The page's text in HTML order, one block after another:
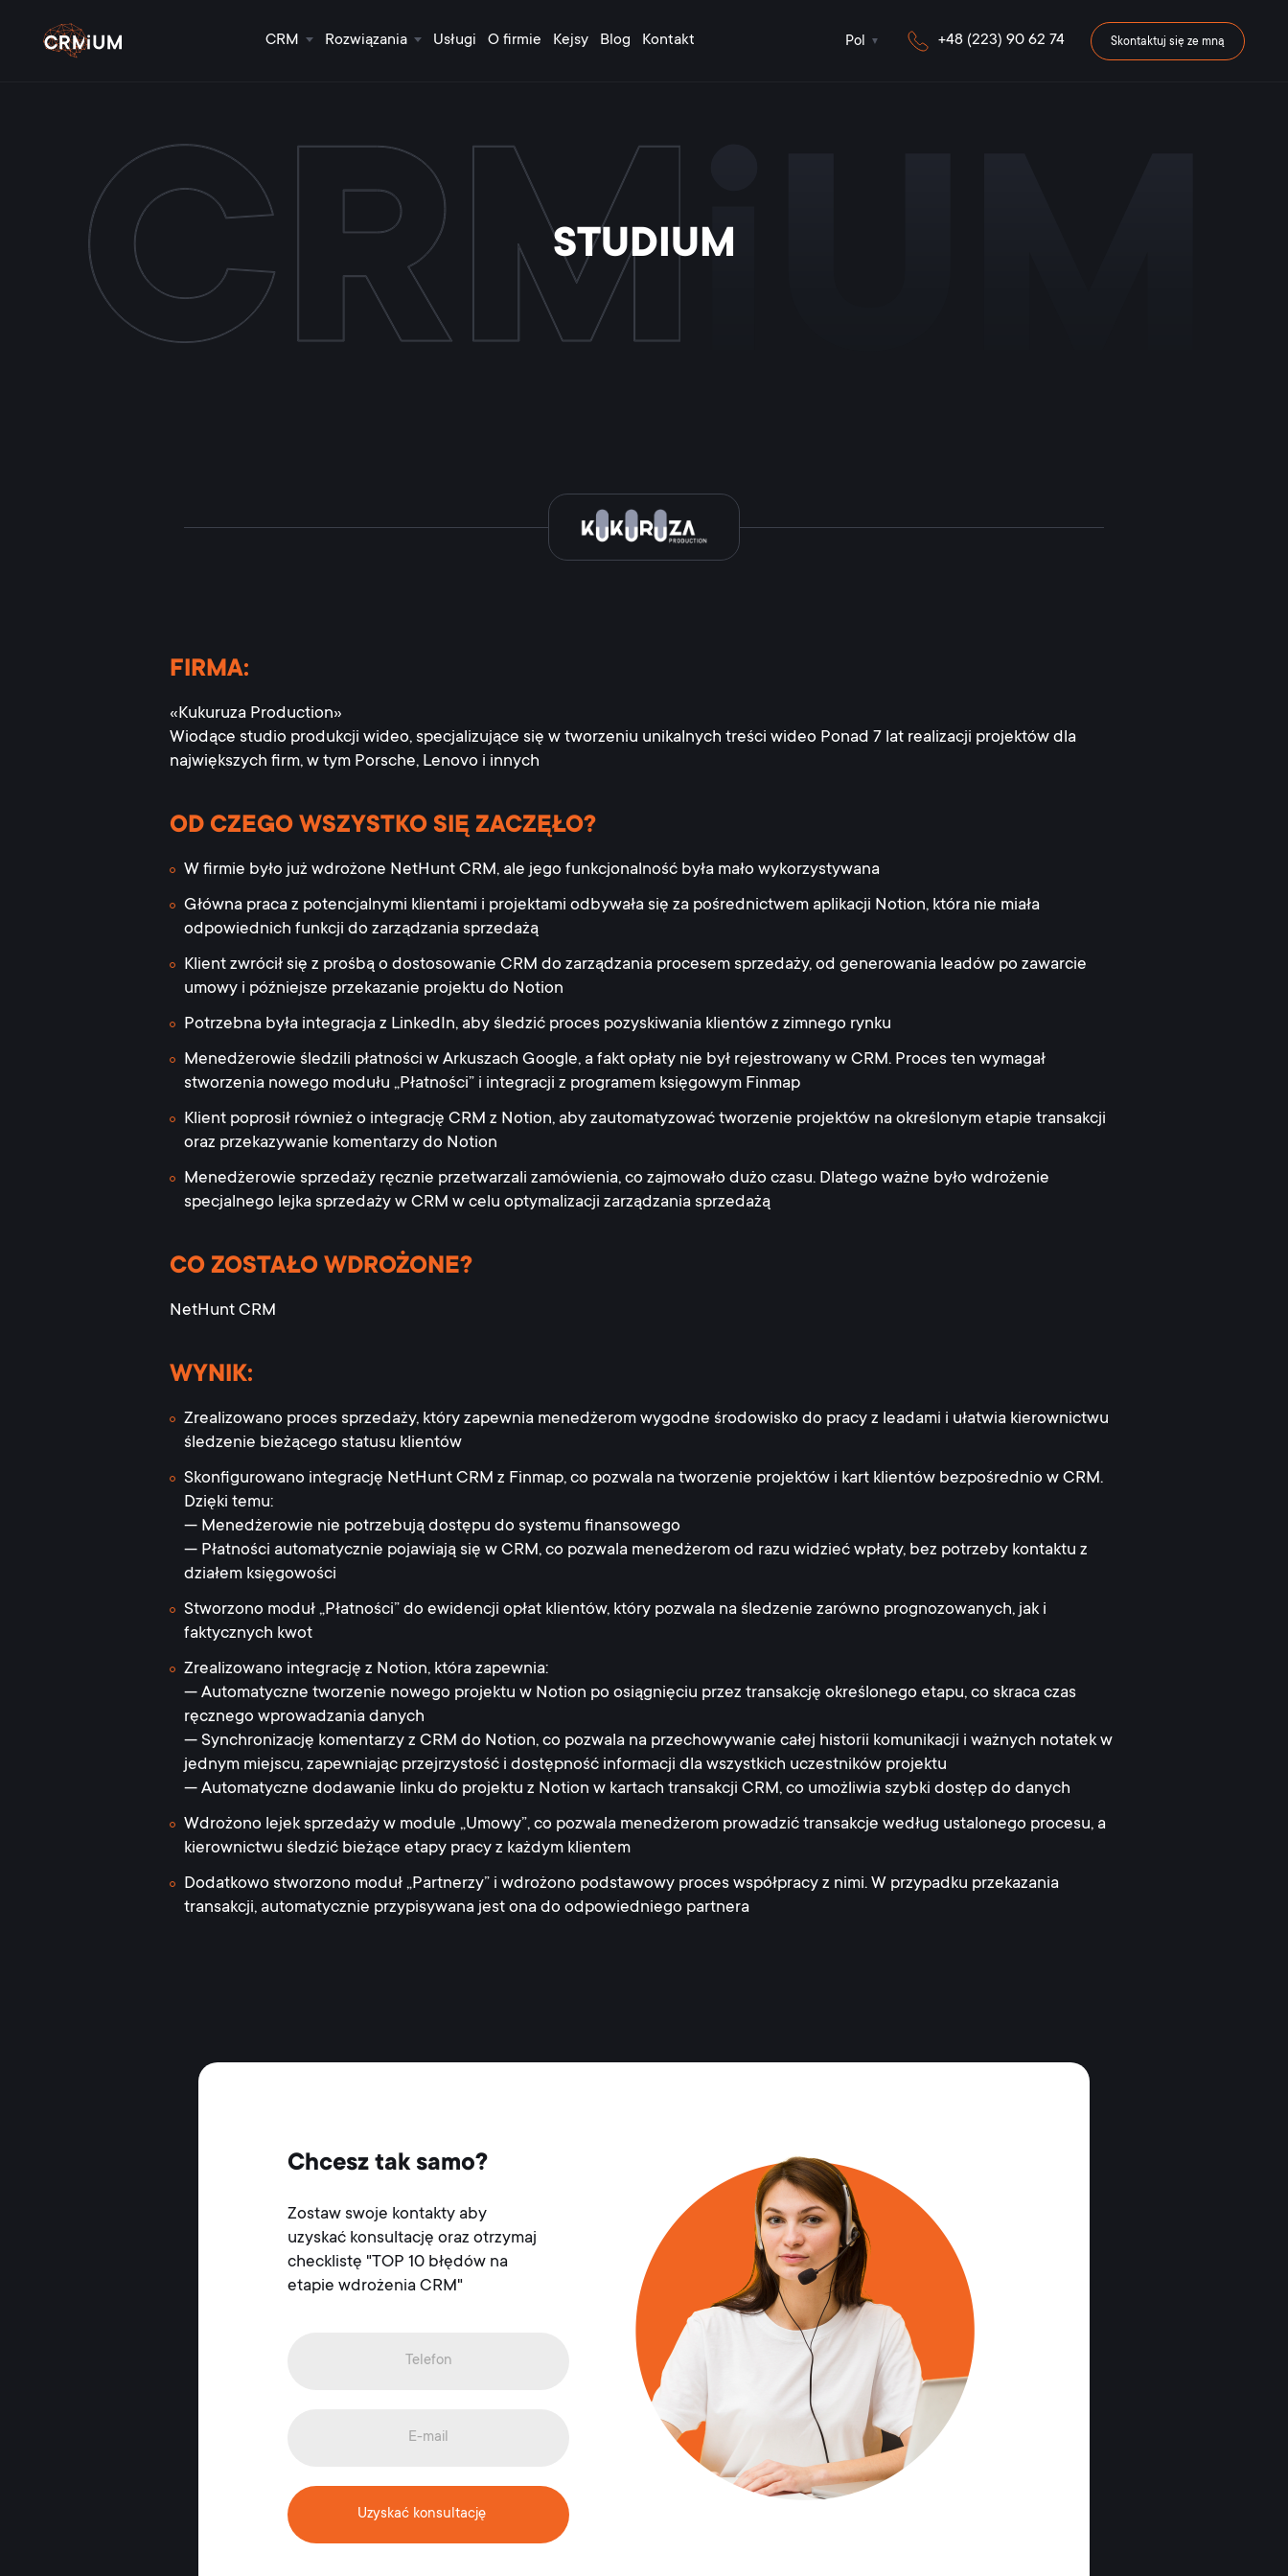
CRM Rozwiązania Usługi O firmie Kejsy Blog Kontakt Pol +48 (223) 90 62 74 Skontaktuj się ze mną
iUM
STUDIUM
FIRMA:
«Kukuruza Production»
Wiodące studio produkcji wideo, specjalizujące się w tworzeniu unikalnych treści wideo Ponad 7 lat realizacji projektów dla
największych firm, w tym Porsche, Lenovo i innych
OD CZEGO WSZYSTKO SIĘ ZACZĘŁO?
W firmie było już wdrożone NetHunt CRM, ale jego funkcjonalność była mało wykorzystywana
Główna praca z potencjalnymi klientami i projektami odbywała się za pośrednictwem aplikacji Notion, która nie miała
odpowiednich funkcji do zarządzania sprzedażą
Klient zwrócił się z prośbą o dostosowanie CRM do zarządzania procesem sprzedaży, od generowania leadów po zawarcie
umowy i późniejsze przekazanie projektu do Notion
Potrzebna była integracja z LinkedIn, aby śledzić proces pozyskiwania klientów z zimnego rynku
Menedżerowie śledzili płatności w Arkuszach Google, a fakt opłaty nie był rejestrowany w CRM. Proces ten wymagał
stworzenia nowego modułu „Płatności” i integracji z programem księgowym Finmap
Klient poprosił również o integrację CRM z Notion, aby zautomatyzować tworzenie projektów na określonym etapie transakcji
oraz przekazywanie komentarzy do Notion
Menedżerowie sprzedaży ręcznie przetwarzali zamówienia, co zajmowało dużo czasu. Dlatego ważne było wdrożenie
specjalnego lejka sprzedaży w CRM w celu optymalizacji zarządzania sprzedażą
CO ZOSTAŁO WDROŻONE?
NetHunt CRM
WYNIK:
Zrealizowano proces sprzedaży, który zapewnia menedżerom wygodne środowisko do pracy z leadami i ułatwia kierownictwu
śledzenie bieżącego statusu klientów
Skonfigurowano integrację NetHunt CRM z Finmap, co pozwala na tworzenie projektów i kart klientów bezpośrednio w CRM.
Dzięki temu:
— Menedżerowie nie potrzebują dostępu do systemu finansowego
— Płatności automatycznie pojawiają się w CRM, co pozwala menedżerom od razu widzieć wpłaty, bez potrzeby kontaktu z
działem księgowości
Stworzono moduł „Płatności” do ewidencji opłat klientów, który pozwala na śledzenie zarówno prognozowanych, jak i
faktycznych kwot
Zrealizowano integrację z Notion, która zapewnia:
— Automatyczne tworzenie nowego projektu w Notion po osiągnięciu przez transakcję określonego etapu, co skraca czas
ręcznego wprowadzania danych
— Synchronizację komentarzy z CRM do Notion, co pozwala na przechowywanie całej historii komunikacji i ważnych notatek w
jednym miejscu, zapewniając przejrzystość i dostępność informacji dla wszystkich uczestników projektu
— Automatyczne dodawanie linku do projektu z Notion w kartach transakcji CRM, co umożliwia szybki dostęp do danych
Wdrożono lejek sprzedaży w module „Umowy”, co pozwala menedżerom prowadzić transakcje według ustalonego procesu, a
kierownictwu śledzić bieżące etapy pracy z każdym klientem
Dodatkowo stworzono moduł „Partnerzy” i wdrożono podstawowy proces współpracy z nimi. W przypadku przekazania
transakcji, automatycznie przypisywana jest ona do odpowiedniego partnera
Chcesz tak samo?
Zostaw swoje kontakty aby
uzyskać konsultację oraz otrzymaj
checklistę "TOP 10 błędów na
etapie wdrożenia CRM"
Uzyskać konsultację